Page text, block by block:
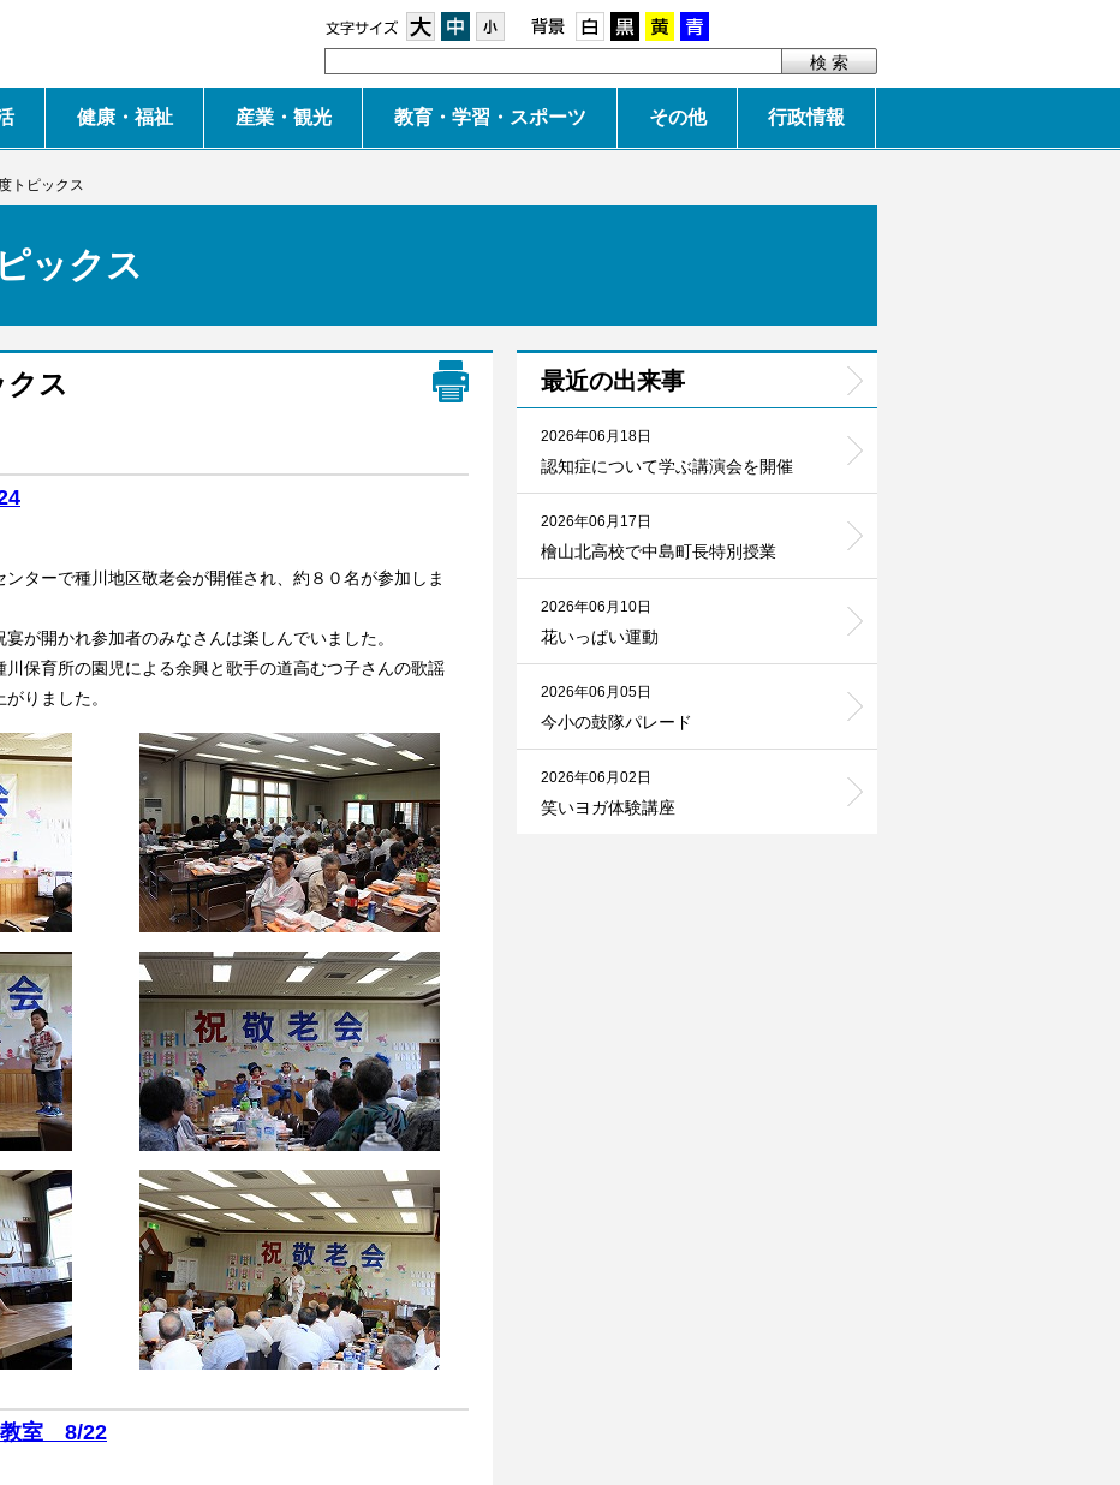
大 中 白 黒 黄
健康・福祉 産業・観光 教育・学習・スポーツ その他 行政情報
トピックス
ックス
クス
ターで種川地区敬老会が開催され、約８０名が参加しま
が開かれ参加者のみなさんは楽しんでいました。
保育所の園児による余興と歌手の道高むつ子さんの歌謡
がりました。
教室 8/22
最近の出来事
2026年06月18日
認知症について学ぶ講演会を開催
2026年06月17日
檜山北高校で中島町長特別授業
2026年06月10日
花いっぱい運動
2026年06月05日
今小の鼓隊パレード
2026年06月02日
笑いヨガ体験講座